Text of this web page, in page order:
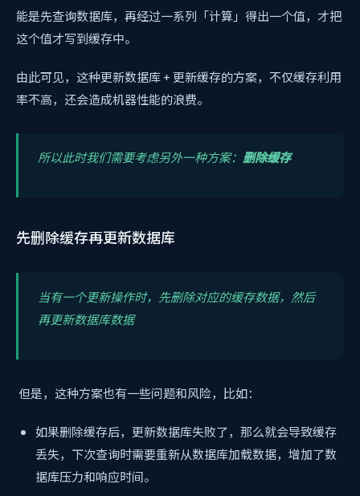
能是先查询数据库，再经过一系列「计算」得出一个值，才把
这个值才写到缓存中。
由此可见，这种更新数据库 + 更新缓存的方案，不仅缓存利用
率不高，还会造成机器性能的浪费。
所以此时我们需要考虑另外一种方案： 删除缓存
先删除缓存再更新数据库
当有一个更新操作时，先删除对应的缓存数据，然后
再更新数据库数据
但是，这种方案也有一些问题和风险，比如：
如果删除缓存后，更新数据库失败了，那么就会导致缓存
丢失，下次查询时需要重新从数据库加载数据，增加了数
据库压力和响应时间。